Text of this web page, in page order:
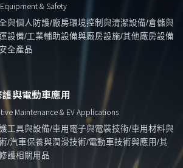
& Safety
與個人防護/廠房環境控制與清潔設備/倉儲與
設備/工業輔助設備與廠房設施/其他廠房設備
全產品
與電動車應用
Maintenance & EV Applications
工具與設備/車用電子與電裝技術/車用材料與
/汽車保養與潤滑技術/電動車技術與應用/其
護相關用品